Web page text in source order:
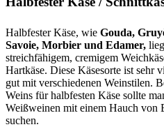
Halbfester Käse, wie Gouda,
Savoie, Morbier und Edamer,
streichfähigem, cremigem
Hartkäse. Diese Käsesorte ist sehr
gut mit verschiedenen Weinstilen.
Weins für halbfesten Käse sollte
Weißweinen mit einem Hauch von
suchen.